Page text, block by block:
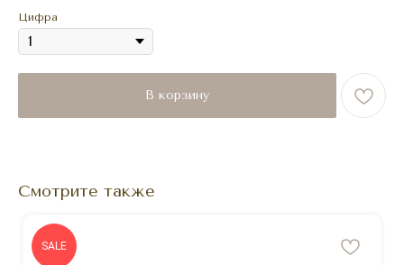
Цифра
В корзину
Смотрите также
SALE